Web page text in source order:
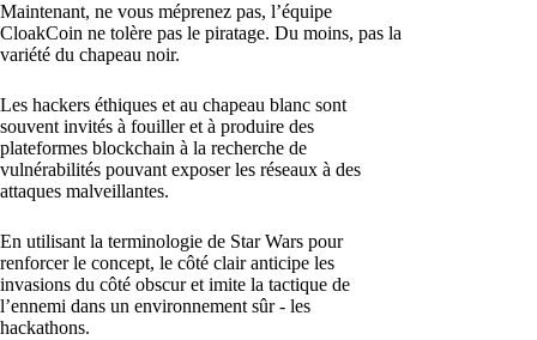
Maintenant, ne vous méprenez pas, l’équipe
CloakCoin ne tolère pas le piratage. Du moins, pas la
variété du chapeau noir.
Les hackers éthiques et au chapeau blanc sont
souvent invités à fouiller et à produire des
plateformes blockchain à la recherche de
vulnérabilités pouvant exposer les réseaux à des
attaques malveillantes.
En utilisant la terminologie de Star Wars pour
renforcer le concept, le côté clair anticipe les
invasions du côté obscur et imite la tactique de
l’ennemi dans un environnement sûr - les
hackathons.